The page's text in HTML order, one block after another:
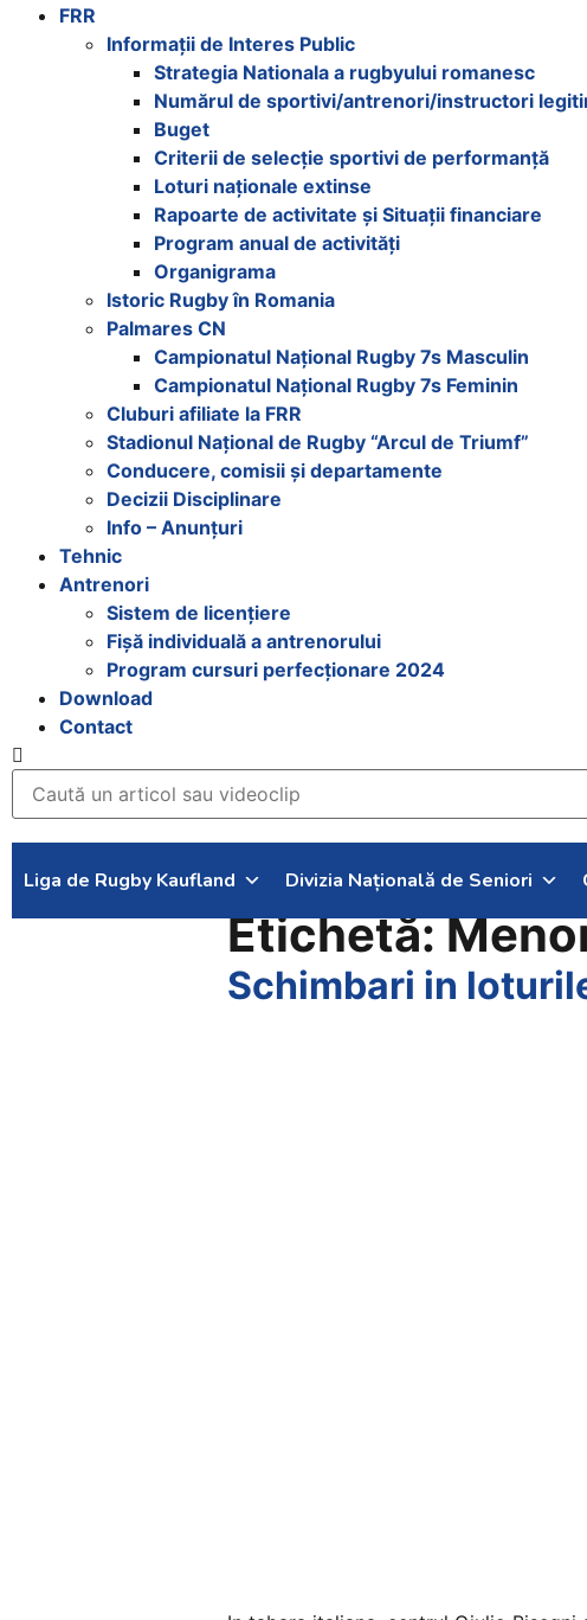
FRR
Informații de Interes Public
Strategia Nationala a rugbyului romanesc
Numărul de sportivi/antrenori/instructori
Buget
Criterii de selecție sportivi de performanță
Loturi naționale extinse
Rapoarte de activitate și Situații financiare
Program anual de activități
Organigrama
Istoric Rugby în Romania
Palmares CN
Campionatul Național Rugby 7s Masculin
Campionatul Național Rugby 7s Feminin
Cluburi afiliate la FRR
Stadionul Național de Rugby “Arcul de Triumf”
Conducere, comisii și departamente
Decizii Disciplinare
Info – Anunțuri
Tehnic
Antrenori
Sistem de licențiere
Fișă individuală a antrenorului
Program cursuri perfecționare 2024
Download
Contact
Liga de Rugby Kaufland Divizia Națională de Seniori
Etichetă:
Schimbari in